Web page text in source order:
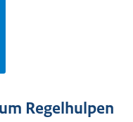
Regelhulpen